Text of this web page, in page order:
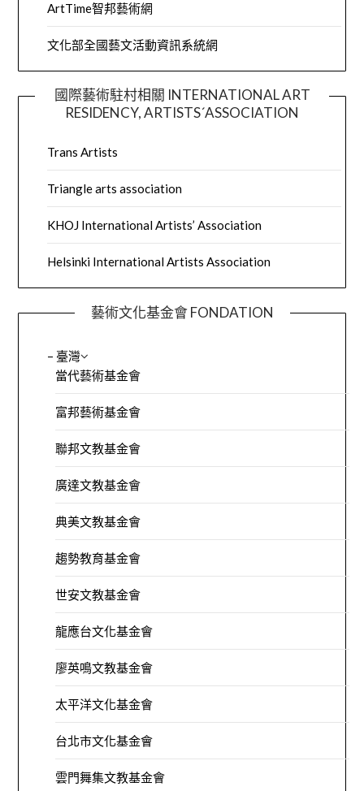
ArtTime智邦藝術網
文化部全國藝文活動資訊系統網
國際藝術駐村相關 INTERNATIONAL ART
RESIDENCY, ARTISTS´ASSOCIATION
Trans Artists
Triangle arts association
KHOJ International Artists’ Association
Helsinki International Artists Association
藝術文化基金會 FONDATION
– 臺灣
當代藝術基金會
富邦藝術基金會
聯邦文教基金會
廣達文教基金會
典美文教基金會
趨勢教育基金會
世安文教基金會
龍應台文化基金會
廖英鳴文教基金會
太平洋文化基金會
台北市文化基金會
雲門舞集文教基金會